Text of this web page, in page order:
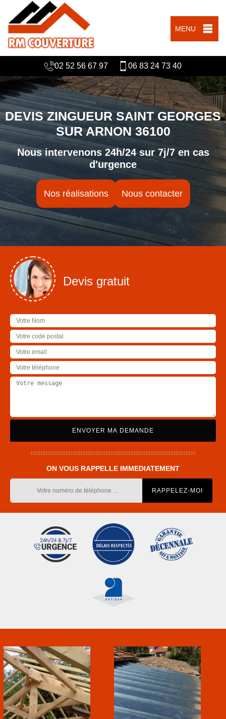
MENU
02 52 56 67 97 06 83 24 73 40
DEVIS ZINGUEUR SAINT GEORGES
SUR ARNON 36100
Nous intervenons 24h/24 sur 7j/7 en cas
d'urgence
Nos réalisations Nous contacter
Devis gratuit
ON VOUS RAPPELLE IMMEDIATEMENT